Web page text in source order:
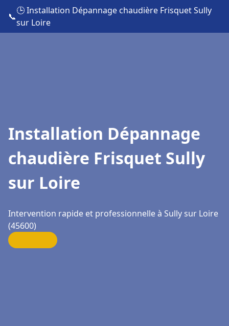
📞
🕒 Installation Dépannage chaudière Frisquet Sully
sur Loire
Installation Dépannage
chaudière Frisquet Sully
sur Loire
Intervention rapide et professionnelle à Sully sur Loire
(45600)